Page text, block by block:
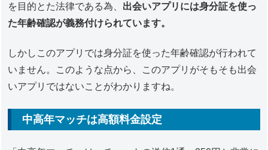
を目的とた法律である為、 出会いアプリには身分証を使っ
た年齢確認が義務付けられています。
しかしこのアプリでは身分証を使った年齢確認が行われて
いません。このような点から、このアプリがそもそも出会
いアプリではないことがわかりますね。
中高年マッチは高額料金設定